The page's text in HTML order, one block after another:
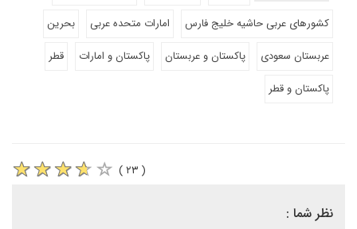
کشورهای عربی حاشیه خلیج فارس
امارات متحده عربی
بحرین
عربستان سعودی
پاکستان و عربستان پاکستان و امارات
قطر
پاکستان و قطر
( ۲۳ )
نظر شما :